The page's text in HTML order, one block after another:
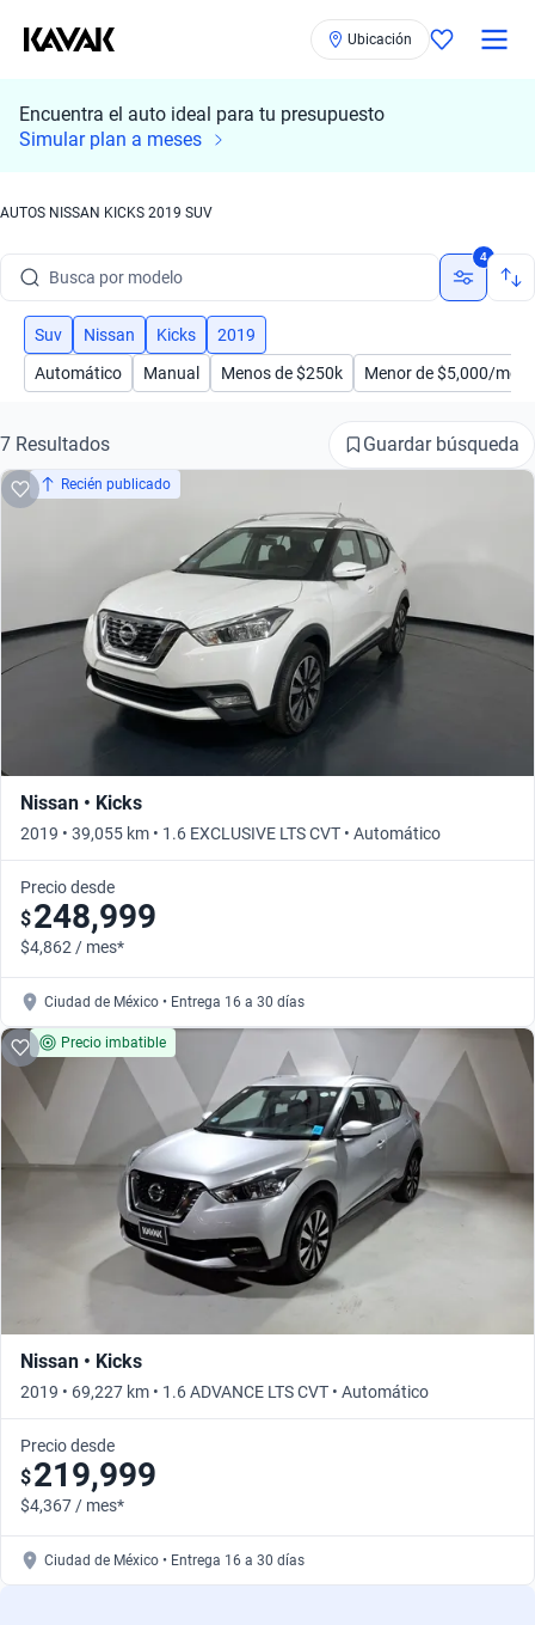
Ubicación
Encuentra el auto ideal para tu presupuesto
Simular plan a meses
AUTOS NISSAN KICKS 2019 SUV
Busca por modelo
Busca por versión
Busca por año
Busca por año
4
Suv Nissan Kicks
2019
Automático
Manual Menos de $250k Menor de $5,000/mes
7 Resultados Guardar búsqueda
Recién publicado
Nissan • Kicks
2019 • 39,055 km • 1.6 EXCLUSIVE LTS CVT • Automático
Precio desde
$248,999
$4,862 / mes*
Ciudad de México • Entrega 16 a 30 días
Precio imbatible
Nissan • Kicks
2019 • 69,227 km • 1.6 ADVANCE LTS CVT • Automático
Precio desde
$219,999
$4,367 / mes*
Ciudad de México • Entrega 16 a 30 días